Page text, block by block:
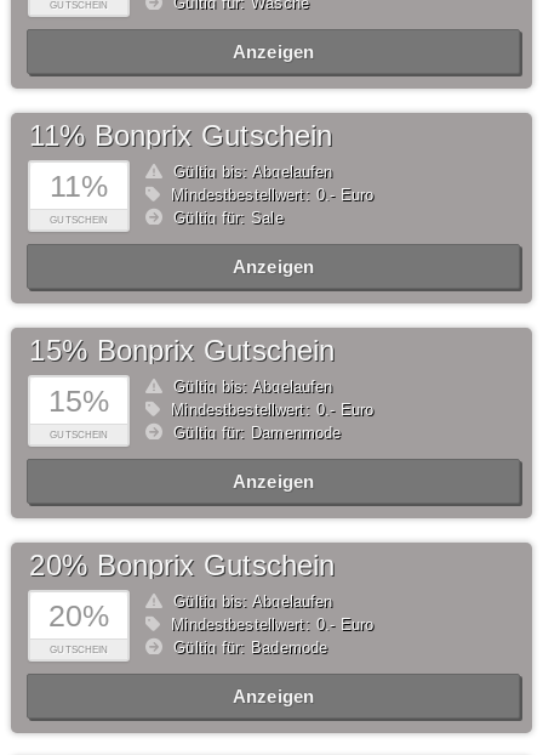
GUTSCHEIN
Anzeigen
11%
GUTSCHEIN
11% Bonprix Gutschein
Gültig bis: Abgelaufen
Mindestbestellwert: 0,- Euro
Gültig für: Sale
Anzeigen
15%
GUTSCHEIN
15% Bonprix Gutschein
Gültig bis: Abgelaufen
Mindestbestellwert: 0,- Euro
Gültig für: Damenmode
Anzeigen
20%
GUTSCHEIN
20% Bonprix Gutschein
Gültig bis: Abgelaufen
Mindestbestellwert: 0,- Euro
Gültig für: Bademode
Anzeigen